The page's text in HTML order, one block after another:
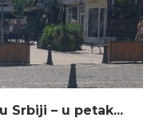
Srbiji – u petak...